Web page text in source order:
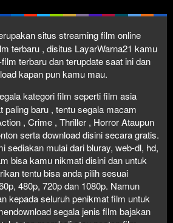
situs streaming film online
terbaru , disitus LayarWarna21 kamu
terbaru dan terupdate saat ini dan
kapan pun kamu mau.
kategori film seperti film asia
paling baru , tentu segala macam
, Crime , Thriller , Horror Ataupun
serta download disini secara gratis.
sediakan mulai dari bluray, web-dl, hd,
bisa kamu nikmati disini dan untuk
tentu bisa anda pilih sesuai
480p, 720p dan 1080p. Namun
kepada seluruh penikmat film untuk
segala jenis film bajakan